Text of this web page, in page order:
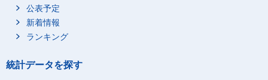
公表予定
新着情報
ランキング
統計データを探す